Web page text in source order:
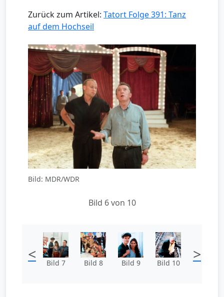
Zurück zum Artikel: Tatort Folge 391: Tanz
auf dem Hochseil
Bild: MDR/WDR
Bild 6 von 10
< Bild 7 Bild 8 Bild 9 Bild 10 >